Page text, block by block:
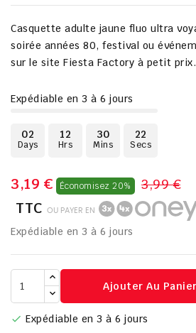
Casquette adulte jaune fluo ultra
soirée années 80, festival ou
sur le site Fiesta Factory à petit prix.
Expédiable en 3 à 6 jours
02
Days
12
Hrs
30
Mins
21
Secs
3,19 € Économisez 20% 3,99 €
TTC OU PAYER EN
Expédiable en 3 à 6 jours
Ajouter Au Panier
 Expédiable en 3 à 6 jours